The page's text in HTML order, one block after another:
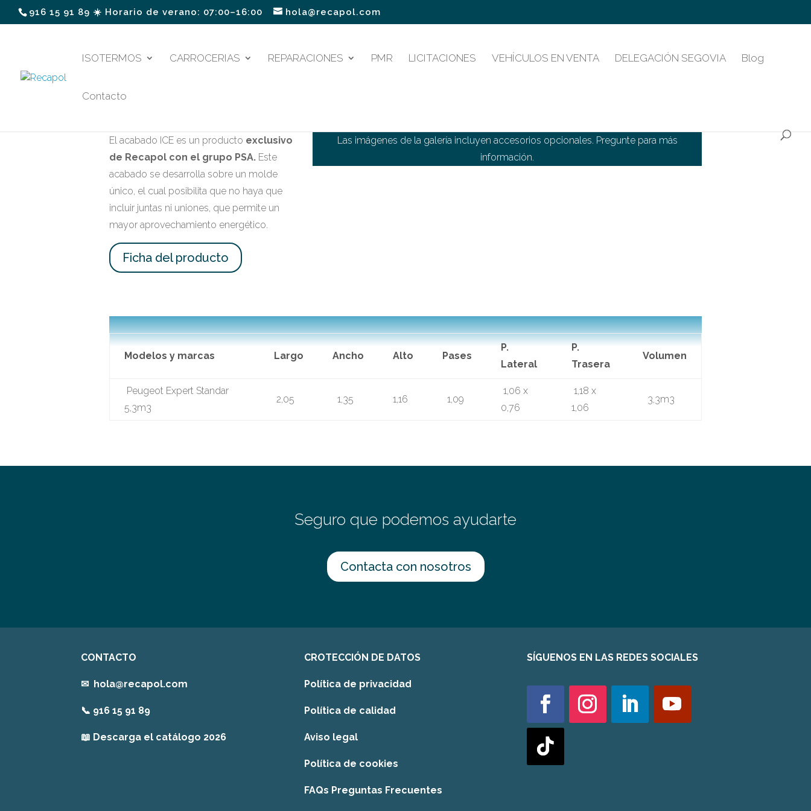
916 15 91 89 ☀️ Horario de verano: 07:00–16:00 hola@recapol.com
ISOTERMOS CARROCERIAS REPARACIONES PMR LICITACIONES VEHÍCULOS EN VENTA DELEGACIÓN SEGOVIA Blog
Contacto
El acabado ICE es un producto exclusivo
de Recapol con el grupo PSA. Este
acabado se desarrolla sobre un molde
único, el cual posibilita que no haya que
incluir juntas ni uniones, que permite un
mayor aprovechamiento energético.
Ficha del producto
Las imágenes de la galería incluyen accesorios opcionales. Pregunte para más
información.
Modelos y marcas Largo Ancho Alto Pases
P.
Lateral
P.
Trasera
Volumen
Peugeot Expert Standar
5,3m3
2,05 1,35 1,16 1,09
1,06 x
0,76
1,18 x
1,06
3,3m3
Seguro que podemos ayudarte
Contacta con nosotros
CONTACTO
✉ hola@recapol.com
📞 916 15 91 89
📖 Descarga el catálogo 2026
CROTECCIÓN DE DATOS
Política de privacidad
Política de calidad
Aviso legal
Política de cookies
FAQs Preguntas Frecuentes
SÍGUENOS EN LAS REDES SOCIALES